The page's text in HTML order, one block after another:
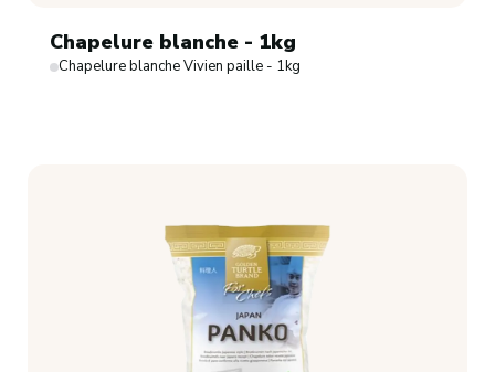
Chapelure blanche - 1kg
Chapelure blanche Vivien paille - 1kg